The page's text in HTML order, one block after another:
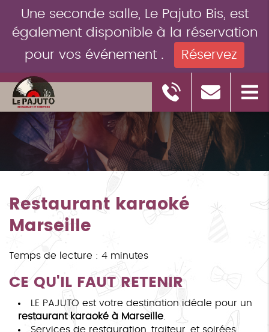
Une seconde salle, Le Pajuto Bis, est
également disponible à la réservation
pour vos événement .
Réservez
Restaurant karaoké
Marseille
Temps de lecture : 4 minutes
CE QU'IL FAUT RETENIR
LE PAJUTO est votre destination idéale pour un
restaurant karaoké à Marseille
Services de restauration, traiteur, et soirées